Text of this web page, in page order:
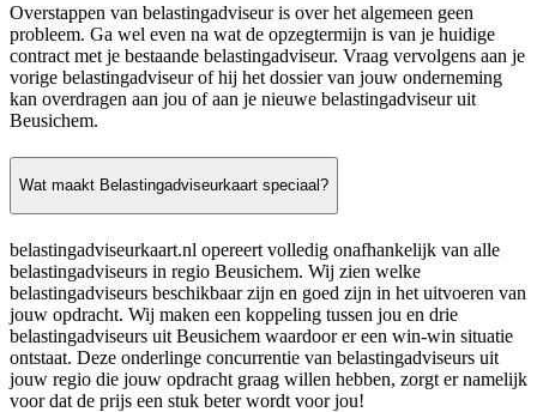
Overstappen van belastingadviseur is over het algemeen geen
probleem. Ga wel even na wat de opzegtermijn is van je huidige
contract met je bestaande belastingadviseur. Vraag vervolgens aan je
vorige belastingadviseur of hij het dossier van jouw onderneming
kan overdragen aan jou of aan je nieuwe belastingadviseur uit
Beusichem.
Wat maakt Belastingadviseurkaart speciaal?
belastingadviseurkaart.nl opereert volledig onafhankelijk van alle
belastingadviseurs in regio Beusichem. Wij zien welke
belastingadviseurs beschikbaar zijn en goed zijn in het uitvoeren van
jouw opdracht. Wij maken een koppeling tussen jou en drie
belastingadviseurs uit Beusichem waardoor er een win-win situatie
ontstaat. Deze onderlinge concurrentie van belastingadviseurs uit
jouw regio die jouw opdracht graag willen hebben, zorgt er namelijk
voor dat de prijs een stuk beter wordt voor jou!